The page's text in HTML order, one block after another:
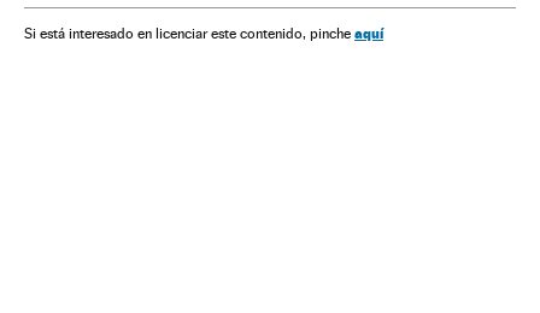
Si está interesado en licenciar este contenido, pinche aquí